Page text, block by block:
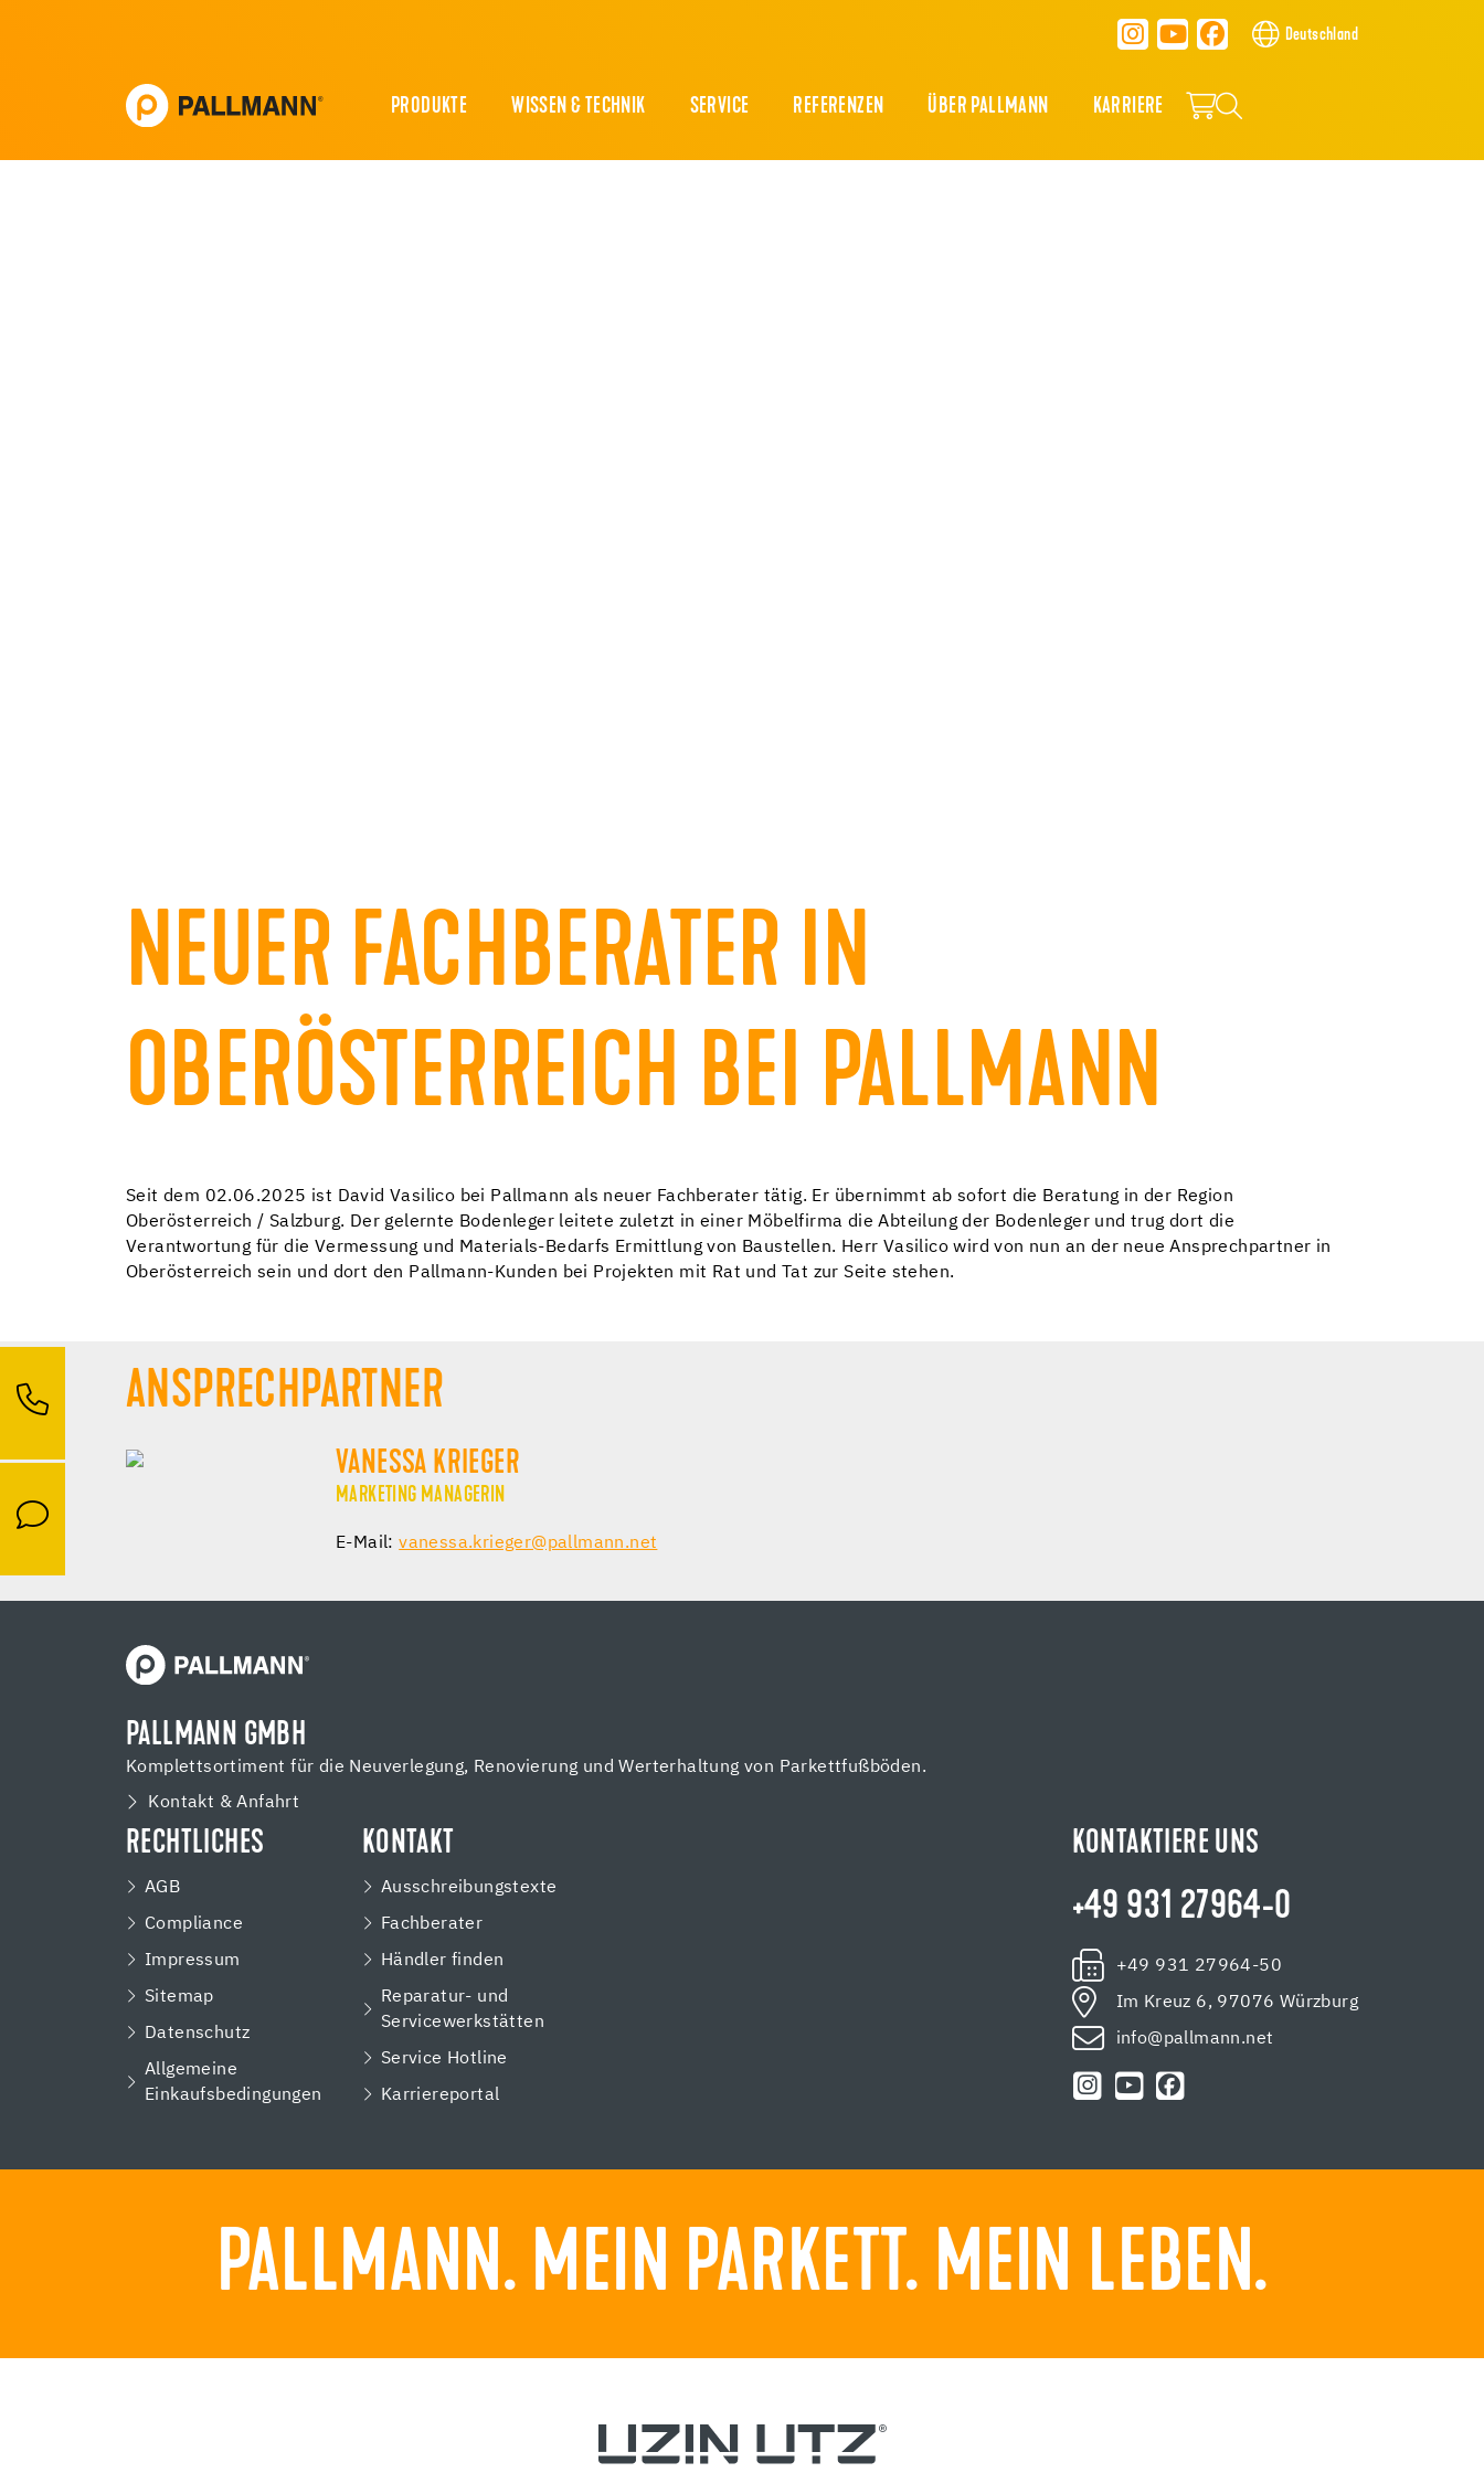
Deutschland
PRODUKTE WISSEN & TECHNIK SERVICE REFERENZEN ÜBER PALLMANN KARRIERE
NEUER FACHBERATER IN
OBERÖSTERREICH BEI PALLMANN
Seit dem 02.06.2025 ist David Vasilico bei Pallmann als neuer Fachberater tätig. Er übernimmt ab sofort die Beratung in der Region
Oberösterreich / Salzburg. Der gelernte Bodenleger leitete zuletzt in einer Möbelfirma die Abteilung der Bodenleger und trug dort die
Verantwortung für die Vermessung und Materials-Bedarfs Ermittlung von Baustellen. Herr Vasilico wird von nun an der neue Ansprechpartner in
Oberösterreich sein und dort den Pallmann-Kunden bei Projekten mit Rat und Tat zur Seite stehen.
ANSPRECHPARTNER
VANESSA KRIEGER
MARKETING MANAGERIN
E-Mail:vanessa.krieger@pallmann.net
PALLMANN GMBH
Komplettsortiment für die Neuverlegung, Renovierung und Werterhaltung von Parkettfußböden.
Kontakt & Anfahrt
RECHTLICHES
AGB
Compliance
Impressum
Sitemap
Datenschutz
Allgemeine
Einkaufsbedingungen
KONTAKT
Ausschreibungstexte
Fachberater
Händler finden
Reparatur- und
Servicewerkstätten
Service Hotline
Karriereportal
KONTAKTIERE UNS
+49 931 27964-0
+49 931 27964-50
Im Kreuz 6, 97076 Würzburg
info@pallmann.net
PALLMANN. MEIN PARKETT. MEIN LEBEN.